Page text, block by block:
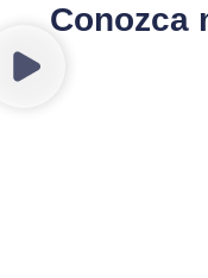
Conozca